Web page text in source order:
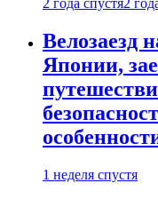
2 года спустя2
Велозаезд
Японии,
1 неделя спустя